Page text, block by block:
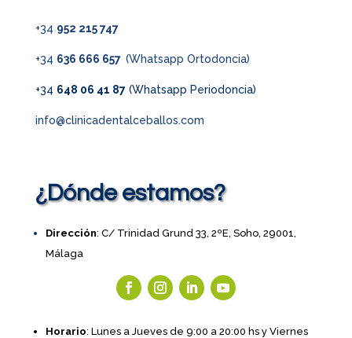
+34 952 215 747
+34 636 666 657 (Whatsapp Ortodoncia)
+34 648 06 41 87(Whatsapp Periodoncia)
info@clinicadentalceballos.com
¿Dónde estamos?
Dirección: C/ Trinidad Grund 33, 2ºE, Soho, 29001,
Málaga
Horario: Lunes a Jueves de 9:00 a 20:00 hs y Viernes